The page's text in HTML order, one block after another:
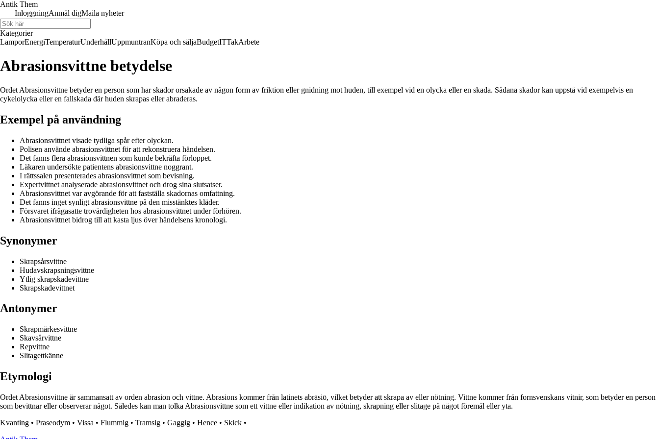
Antik Them
InloggningAnmäl digMaila nyheter
Kategorier
LamporEnergiTemperaturUnderhållUppmuntranKöpa och säljaBudgetITTakArbete
Abrasionsvittne betydelse
Ordet Abrasionsvittne betyder en person som har skador orsakade av någon form av friktion eller gnidning mot huden, till exempel vid en olycka eller en skada. Sådana skador kan uppstå vid exempelvis en
cykelolycka eller en fallskada där huden skrapas eller abraderas.
Exempel på användning
Abrasionsvittnet visade tydliga spår efter olyckan.
Polisen använde abrasionsvittnet för att rekonstruera händelsen.
Det fanns flera abrasionsvittnen som kunde bekräfta förloppet.
Läkaren undersökte patientens abrasionsvittne noggrant.
I rättssalen presenterades abrasionsvittnet som bevisning.
Expertvittnet analyserade abrasionsvittnet och drog sina slutsatser.
Abrasionsvittnet var avgörande för att fastställa skadornas omfattning.
Det fanns inget synligt abrasionsvittne på den misstänktes kläder.
Försvaret ifrågasatte trovärdigheten hos abrasionsvittnet under förhören.
Abrasionsvittnet bidrog till att kasta ljus över händelsens kronologi.
Synonymer
Skrapsårsvittne
Hudavskrapsningsvittne
Ytlig skrapskadevittne
Skrapskadevittnet
Antonymer
Skrapmärkesvittne
Skavsårvittne
Repvittne
Slitagettkänne
Etymologi
Ordet Abrasionsvittne är sammansatt av orden abrasion och vittne. Abrasions kommer från latinets abrāsiō, vilket betyder att skrapa av eller nötning. Vittne kommer från fornsvenskans vitnir, som betyder en person
som bevittnar eller observerar något. Således kan man tolka Abrasionsvittne som ett vittne eller indikation av nötning, skrapning eller slitage på något föremål eller yta.
Kvanting • Praseodym • Vissa • Flummig • Tramsig • Gaggig • Hence • Skick •